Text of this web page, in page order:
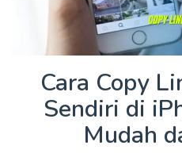
Cara Copy
Sendiri di
Mudah